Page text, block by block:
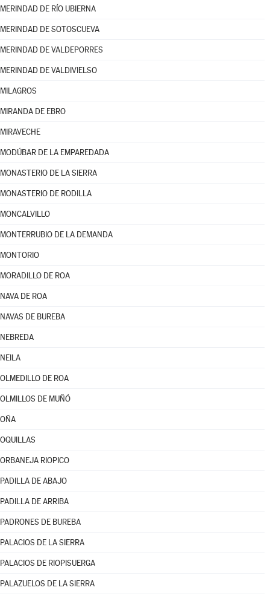
MERINDAD DE RÍO UBIERNA
MERINDAD DE SOTOSCUEVA
MERINDAD DE VALDEPORRES
MERINDAD DE VALDIVIELSO
MILAGROS
MIRANDA DE EBRO
MIRAVECHE
MODÚBAR DE LA EMPAREDADA
MONASTERIO DE LA SIERRA
MONASTERIO DE RODILLA
MONCALVILLO
MONTERRUBIO DE LA DEMANDA
MONTORIO
MORADILLO DE ROA
NAVA DE ROA
NAVAS DE BUREBA
NEBREDA
NEILA
OLMEDILLO DE ROA
OLMILLOS DE MUÑÓ
OÑA
OQUILLAS
ORBANEJA RIOPICO
PADILLA DE ABAJO
PADILLA DE ARRIBA
PADRONES DE BUREBA
PALACIOS DE LA SIERRA
PALACIOS DE RIOPISUERGA
PALAZUELOS DE LA SIERRA